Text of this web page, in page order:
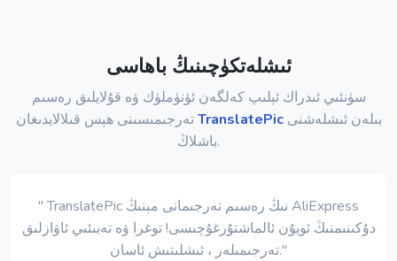
ئىشلەتكۈچىنىڭ باھاسى
سۈنئىي ئىدراك ئېلىپ كەلگەن ئۈنۈملۈك ۋە قۇلايلىق رەسىم
تەرجىمىسىنى ھېس قىلالايدىغانTranslatePicبىلەن ئىشلەشنى
باشلاڭ.
" TranslatePic نىڭ رەسىم تەرجىمانى مېنىڭ AliExpress
دۇكىنىمنىڭ ئويۇن ئالماشتۇرغۇچىسى! توغرا ۋە تەبىئىي ئاۋازلىق
تەرجىمىلەر ، ئىشلىتىش ئاسان."